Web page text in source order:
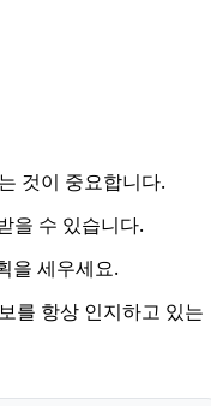
것이 중요합니다.
을 수 있습니다.
을 세우세요.
를 항상 인지하고 있는